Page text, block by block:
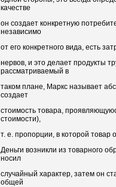
качестве
он создает конкретную
независимо
от его конкретного вида, есть
нервов, и это делает продукты
рассматриваемый в
таком плане, Маркс называет
создает
стоимость товара,
стоимости),
т. е. пропорции, в которой товар
Деньги возникли из товарного
носил
случайный характер, затем он
общей